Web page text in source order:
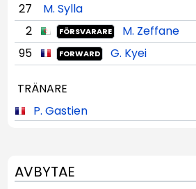
27
M. Sylla
2
FÖRSVARARE
M. Zeffane
95
FORWARD G. Kyei
TRÄNARE
P. Gastien
AVBYTAE